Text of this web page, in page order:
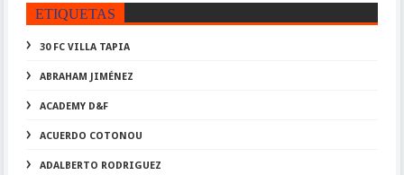
ETIQUETAS
30 FC VILLA TAPIA
ABRAHAM JIMÉNEZ
ACADEMY D&F
ACUERDO COTONOU
ADALBERTO RODRIGUEZ